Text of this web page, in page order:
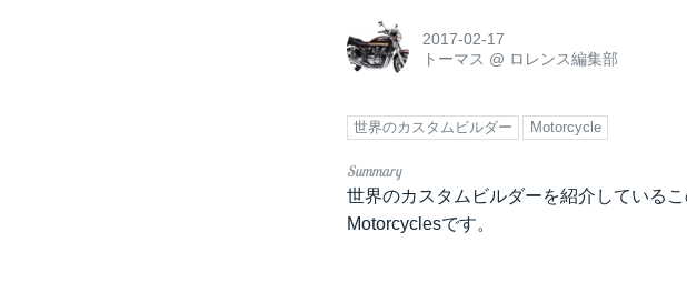
2017-02-17
トーマス @ ロレンス編集部
世界のカスタムビルダー Motorcycle
世界のカスタムビルダーを紹介している
Motorcyclesです。